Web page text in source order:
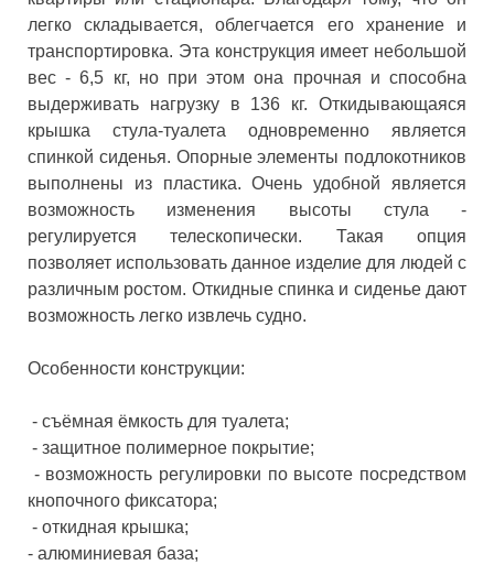
легко складывается, облегчается его хранение и
транспортировка. Эта конструкция имеет небольшой
вес - 6,5 кг, но при этом она прочная и способна
выдерживать нагрузку в 136 кг. Откидывающаяся
крышка стула-туалета одновременно является
спинкой сиденья. Опорные элементы подлокотников
выполнены из пластика. Очень удобной является
возможность изменения высоты стула -
регулируется телескопически. Такая опция
позволяет использовать данное изделие для людей с
различным ростом. Откидные спинка и сиденье дают
возможность легко извлечь судно.
Особенности конструкции:
- съёмная ёмкость для туалета;
- защитное полимерное покрытие;
- возможность регулировки по высоте посредством
кнопочного фиксатора;
- откидная крышка;
- алюминиевая база;